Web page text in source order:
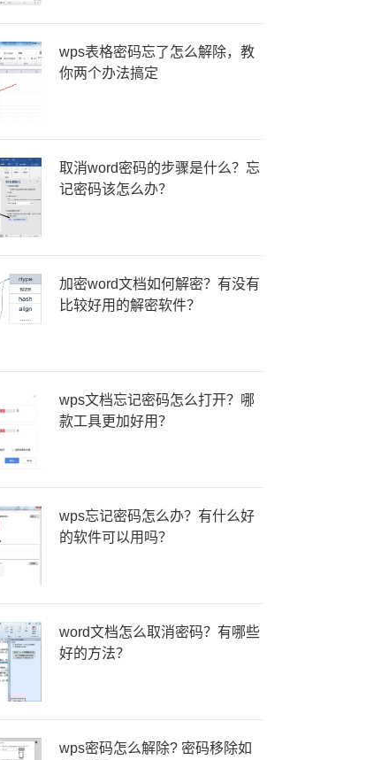
wps表格密码忘了怎么解除，教
你两个办法搞定
取消word密码的步骤是什么？忘
记密码该怎么办？
加密word文档如何解密？有没有
比较好用的解密软件？
wps文档忘记密码怎么打开？哪
款工具更加好用？
wps忘记密码怎么办？有什么好
的软件可以用吗？
word文档怎么取消密码？有哪些
好的方法？
wps密码怎么解除? 密码移除如